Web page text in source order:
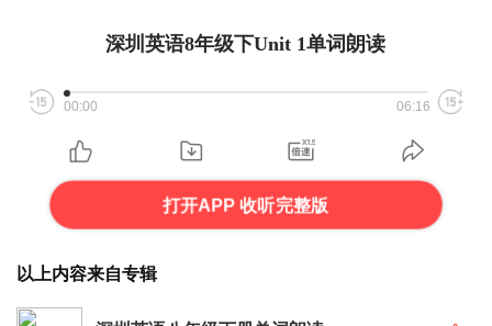
深圳英语8年级下Unit 1单词朗读
00:00 06:16
打开APP 收听完整版
以上内容来自专辑